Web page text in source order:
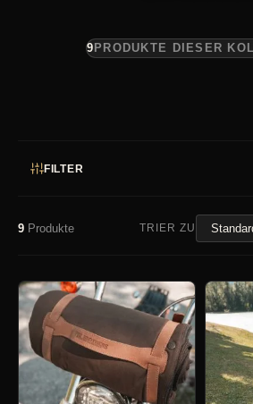
9 PRODUKTE DIESER
FILTER
9 Produkte TRIER ZU